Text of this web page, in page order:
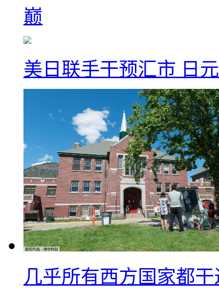
巅
美日联手干预汇市 日
几乎所有西方国家都